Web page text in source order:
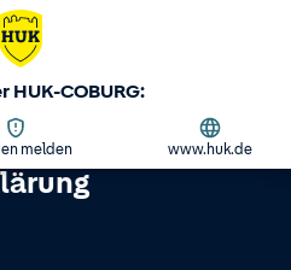
HUK-COBURG:
melden www.huk.de